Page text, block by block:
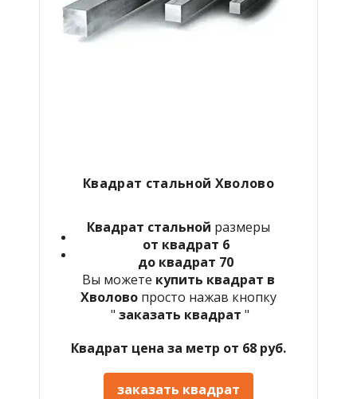
Квадрат стальной Хволово
Квадрат стальной размеры
от квадрат 6
до квадрат 70
Вы можете купить квадрат в
Хволово просто нажав кнопку
" заказать квадрат "
Квадрат цена за метр от 68 руб.
заказать квадрат